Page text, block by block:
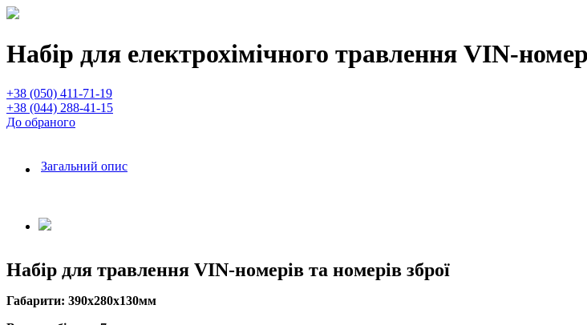
Набір для електрохімічного травлення VIN-
+38 (050) 411-71-19
+38 (044) 288-41-15
До обраного
Загальний опис
Набір для травлення VIN-номерів та номерів зброї
Габарити: 390х280х130мм